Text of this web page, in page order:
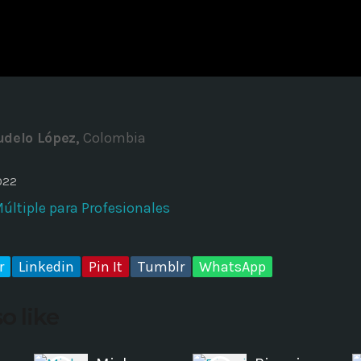
Time
López, Colombia
para Profesionales
Linkedin Pin It Tumblr WhatsApp